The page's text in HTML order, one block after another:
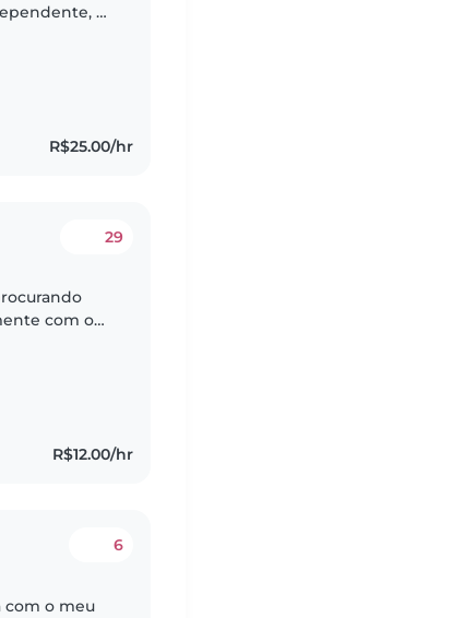
é
R$25.00/hr
29
com o
R$12.00/hr
6
com o meu